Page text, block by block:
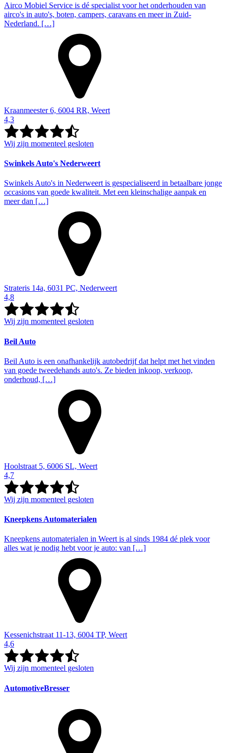
Airco Mobiel Service is dé specialist voor het onderhouden van
airco's in auto's, boten, campers, caravans en meer in Zuid-
Nederland. […]
Kraanmeester 6, 6004 RR, Weert
4,3
Wij zijn momenteel gesloten
Swinkels Auto's Nederweert
Swinkels Auto's in Nederweert is gespecialiseerd in betaalbare jonge
occasions van goede kwaliteit. Met een kleinschalige aanpak en
meer dan […]
Strateris 14a, 6031 PC, Nederweert
4,8
Wij zijn momenteel gesloten
Beil Auto
Beil Auto is een onafhankelijk autobedrijf dat helpt met het vinden
van goede tweedehands auto's. Ze bieden inkoop, verkoop,
onderhoud, […]
Hoolstraat 5, 6006 SL, Weert
4,7
Wij zijn momenteel gesloten
Kneepkens Automaterialen
Kneepkens automaterialen in Weert is al sinds 1984 dé plek voor
alles wat je nodig hebt voor je auto: van […]
Kessenichstraat 11-13, 6004 TP, Weert
4,6
Wij zijn momenteel gesloten
AutomotiveBresser